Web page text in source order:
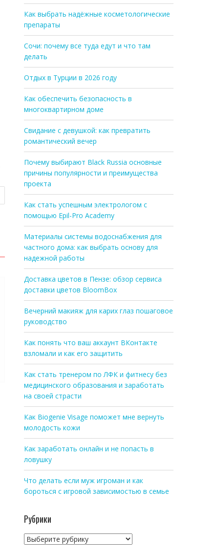
Как выбрать надёжные косметологические
препараты
Сочи: почему все туда едут и что там
делать
Отдых в Турции в 2026 году
Как обеспечить безопасность в
многоквартирном доме
Свидание с девушкой: как превратить
романтический вечер
Почему выбирают Black Russia основные
причины популярности и преимущества
проекта
Как стать успешным электрологом с
помощью Epil-Pro Academy
Материалы системы водоснабжения для
частного дома: как выбрать основу для
надежной работы
Доставка цветов в Пензе: обзор сервиса
доставки цветов BloomBox
Вечерний макияж для карих глаз пошаговое
руководство
Как понять что ваш аккаунт ВКонтакте
взломали и как его защитить
Как стать тренером по ЛФК и фитнесу без
медицинского образования и заработать
на своей страсти
Как Biogenie Visage поможет мне вернуть
молодость кожи
Как заработать онлайн и не попасть в
ловушку
Что делать если муж игроман и как
бороться с игровой зависимостью в семье
Рубрики
Рубрики